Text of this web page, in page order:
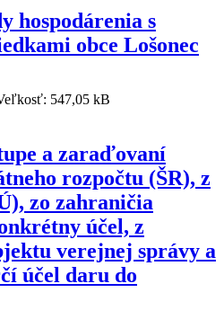
hospodárenia s
obce Lošonec
547,05 kB
a zaraďovaní
rozpočtu (ŠR), z
zo zahraničia
účel, z
verejnej správy a
účel daru do